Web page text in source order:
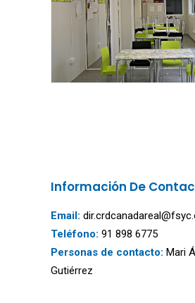
Información De
Email:
Teléfono: 91 898 6775
Personas de contacto: Mari
Gutiérrez